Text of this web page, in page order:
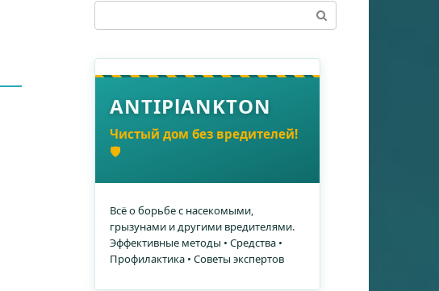
ANTIPlANKTON
Чистый дом без вредителей!
🛡️
Всё о борьбе с насекомыми,
грызунами и другими вредителями.
Эффективные методы • Средства •
Профилактика • Советы экспертов